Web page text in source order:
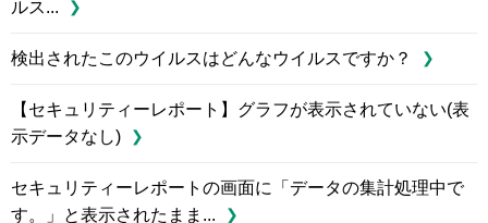
ルス...
検出されたこのウイルスはどんなウイルスですか？
【セキュリティーレポート】グラフが表示されていない(表
示データなし)
セキュリティーレポートの画面に「データの集計処理中で
す。」と表示されたまま...